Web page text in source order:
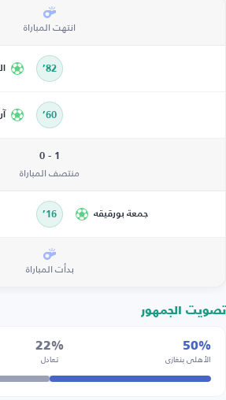
انتهت المباراة
82’
60’
1 - 0
منتصف المباراة
جمعة بورقيقه 16’
بدأت المباراة
تصويت الجمهور
50%
الأهلي بنغازي
22%
تعادل